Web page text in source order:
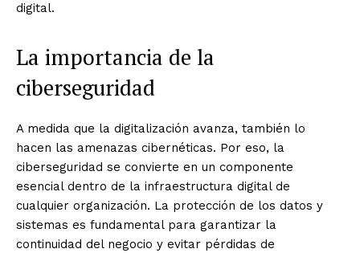
digital.
La importancia de la
ciberseguridad
A medida que la digitalización avanza, también lo
hacen las amenazas cibernéticas. Por eso, la
ciberseguridad se convierte en un componente
esencial dentro de la infraestructura digital de
cualquier organización. La protección de los datos y
sistemas es fundamental para garantizar la
continuidad del negocio y evitar pérdidas de